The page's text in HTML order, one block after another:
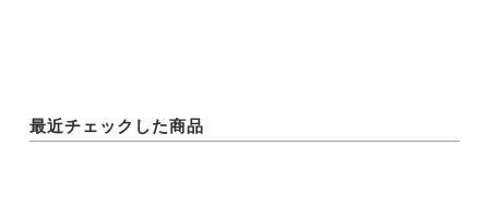
最近チェックした商品